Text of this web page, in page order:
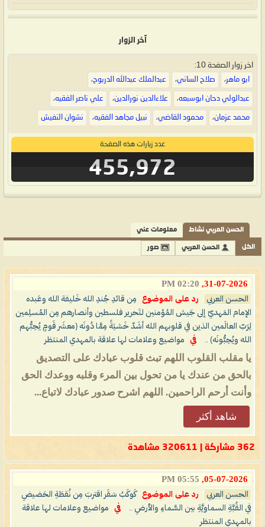
آخر الزوار
اخر زوار الصفحة 10:
ابو ماهر، صلاح الساني، عبدالملك عبدالله الدربوح،
عبدالولي دحان ابوسبعه، علاءالدين نورالدين، علي ناصر الفقيه،
محمد عزمان، محمود القاضي، نبيل مجاهد الفقيه، نشوان النفيش
عدد زيارات هذه الصفحة
455,972
الحسن العربي نشاط معلومات عني
الكل الحسن العربي صور
31-07-2026,
02:20 PM
الحسن العربي رد على الموضوع
مِن قائدِ جُندِ الله خَليفة الله وعَبده
الإمام المَهديّ إلى جَيش المُؤمنين لتَحرير فلسطين وأنصارهم مِن المُسلِمين
لِرَبّ العالَمين الذين في قلوبهم الله أشَدّ خَشيَةً مِمَّا دُونَه (معشَر قَومٍ يُحِبُّهم
الله ويُحِبُّونَه) ..
في مواضيع وعلامات لها علاقة بالمهدي المنتظر
يا مقلب القلوب اللهم تبث قلوب عبادك على التصديق
بالحق من عندك يا من تحول بين المرء وقلبه ووعدك الحق
وأنت أرحم الراحمين. اللهم اشرح صدور عبادك لاتباع...
شاهد أكثر
362 مشاركة | 320611 مشاهدة
05-07-2026,
05:55 PM
الحسن العربي رد على الموضوع
كَوكَبُ سَقَر اقتربَ مِن نُقطَةِ الحَضيضِ
في القُبَّةِ السماويَّةِ بين السَّماءِ والأرضِ ..
في
مواضيع وعلامات لها علاقة
بالمهدي المنتظر